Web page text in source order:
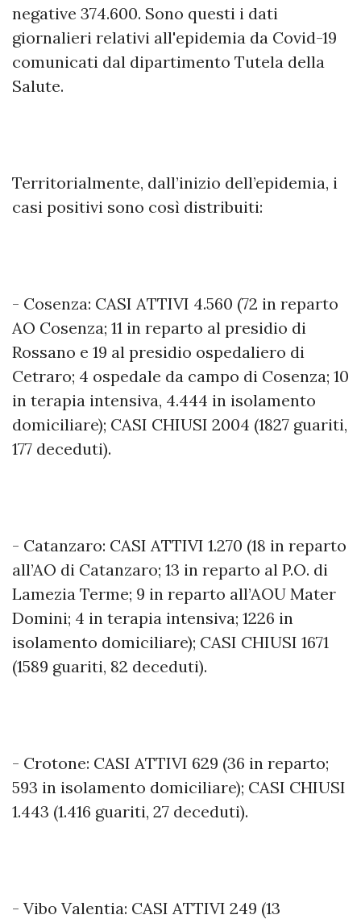
negative 374.600. Sono questi i dati
giornalieri relativi all'epidemia da Covid-19
comunicati dal dipartimento Tutela della
Salute.
Territorialmente, dall’inizio dell’epidemia, i
casi positivi sono così distribuiti:
- Cosenza: CASI ATTIVI 4.560 (72 in reparto
AO Cosenza; 11 in reparto al presidio di
Rossano e 19 al presidio ospedaliero di
Cetraro; 4 ospedale da campo di Cosenza; 10
in terapia intensiva, 4.444 in isolamento
domiciliare); CASI CHIUSI 2004 (1827 guariti,
177 deceduti).
- Catanzaro: CASI ATTIVI 1.270 (18 in reparto
all’AO di Catanzaro; 13 in reparto al P.O. di
Lamezia Terme; 9 in reparto all’AOU Mater
Domini; 4 in terapia intensiva; 1226 in
isolamento domiciliare); CASI CHIUSI 1671
(1589 guariti, 82 deceduti).
- Crotone: CASI ATTIVI 629 (36 in reparto;
593 in isolamento domiciliare); CASI CHIUSI
1.443 (1.416 guariti, 27 deceduti).
- Vibo Valentia: CASI ATTIVI 249 (13